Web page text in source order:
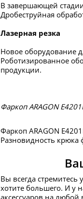
В завершающей
Дробеструйная
Лазерная резка
Новое оборудование
Роботизированное
продукции.
Фаркоп ARAGON
Фаркоп ARAGON
Разновидность крюка
Вы всегда
хотите большего. И у
аксессуаров на любой